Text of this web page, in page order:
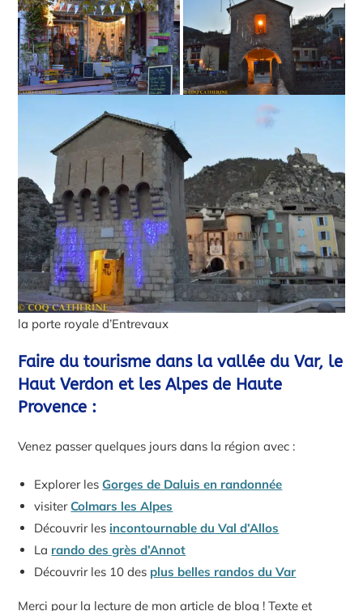
la porte royale d’Entrevaux
Faire du tourisme dans la vallée du Var, le
Haut Verdon et les Alpes de Haute
Provence :
Venez passer quelques jours dans la région avec :
Explorer lesGorges de Daluis en randonnée
visiterColmars les Alpes
Découvrir les incontournable du Val d’Allos
La rando des grès d’Annot
Découvrir les 10 des plus belles randos du Var
Merci pour la lecture de mon article de blog ! Texte et